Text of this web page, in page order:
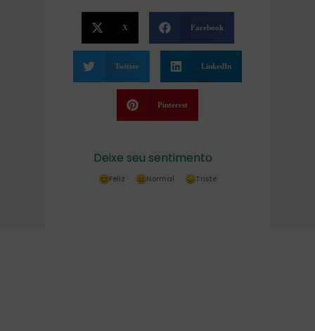
X Facebook
Twitter LinkedIn
Pinterest
Deixe seu sentimento
Feliz Normal Triste